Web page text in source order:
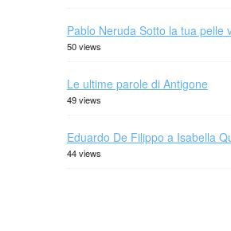
Pablo Neruda Sotto la tua pelle
50 views
Le ultime parole di Antigone
49 views
Eduardo De Filippo a Isabella
44 views